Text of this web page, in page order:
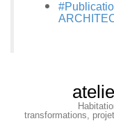
transformations,